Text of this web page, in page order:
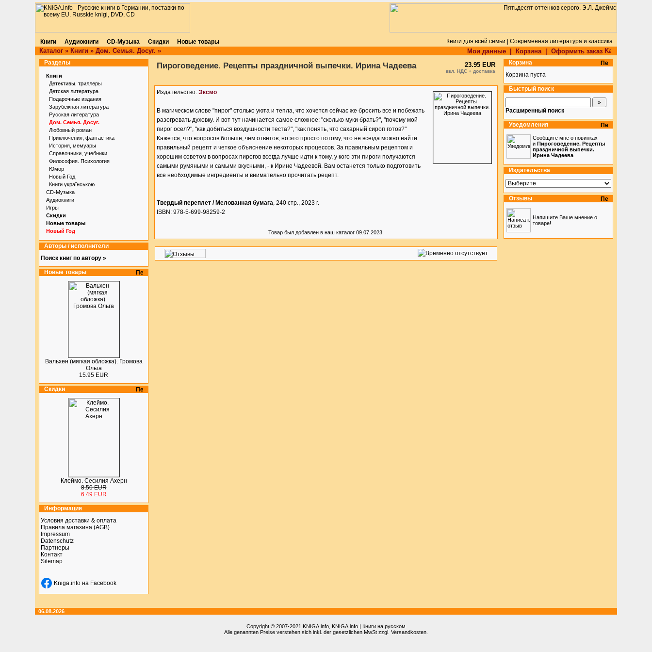
Книги Аудиокниги CD-Музыка Скидки Новые товары Книги для всей семьи | Современная литература и классика
Каталог » Книги » Дом. Семья. Досуг. » Мои данные Корзина| Оформить заказ
Разделы
Книги
Детективы, триллеры
Детская литература
Подарочные издания
Зарубежная литература
Русская литература
Дом. Семья. Досуг.
Любовный роман
Приключения, фантастика
История, мемуары
Справочники, учебники
Философия. Психология
Юмор
Новый Год
Книги українською
CD-Музыка
Аудиокниги
Игры
Скидки
Новые товары
Новый Год
Авторы / исполнители
Поиск книг по автору »
Новые товары
Вальхен (мягкая обложка). Громова
Ольга
15.95 EUR
Скидки
Клеймо. Сесилия Ахерн
8.50 EUR
6.49 EUR
Информация
Условия доставки & оплата
Правила магазина (AGB)
Impressum
Datenschutz
Партнеры
Контакт
Sitemap
Kniga.info на Facebook
Пироговедение. Рецепты праздничной выпечки. Ирина Чадеева 23.95 EUR
вкл. НДС + доставка
Издательство: Эксмо
В магическом слове "пирог" столько уюта и тепла, что хочется сейчас же бросить все и побежать
разогревать духовку. И вот тут начинается самое сложное: "сколько муки брать?", "почему мой
пирог осел?", "как добиться воздушности теста?", "как понять, что сахарный сироп готов?"
Кажется, что вопросов больше, чем ответов, но это просто потому, что не всегда можно найти
правильный рецепт и четкое объяснение некоторых процессов. За правильным рецептом и
хорошим советом в вопросах пирогов всегда лучше идти к тому, у кого эти пироги получаются
самыми румяными и самыми вкусными, - к Ирине Чадеевой. Вам останется только подготовить
все необходимые ингредиенты и внимательно прочитать рецепт.
Твердый переплет / Мелованная бумага, 240 стр., 2023 г.
ISBN: 978-5-699-98259-2
Товар был добавлен в наш каталог 09.07.2023.
Корзина
Корзина пуста
Быстрый поиск
Расширенный поиск
Уведомления
Сообщите мне о новинках
и Пироговедение. Рецепты
праздничной выпечки.
Ирина Чадеева
Издательства
Отзывы
Напишите Ваше мнение о
товаре!
06.08.2026
Copyright © 2007-2021 KNIGA.info , KNIGA.info | Книги на русском
Alle genannten Preise verstehen sich inkl. der gesetzlichen MwSt zzgl. Versandkosten.